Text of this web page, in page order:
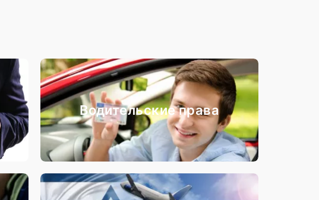
Водительские права